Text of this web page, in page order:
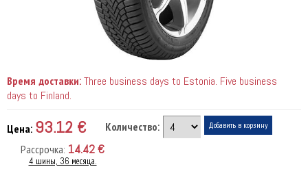
Время доставки:Three business days to Estonia. Five business
days to Finland.
Цена: 93.12 €
Количество:
Рассрочка: 14.42 €
4 шины, 36 месяца.